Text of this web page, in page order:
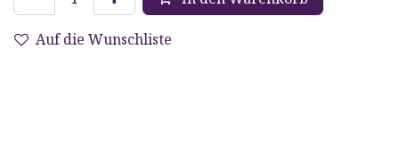
Auf die Wunschliste